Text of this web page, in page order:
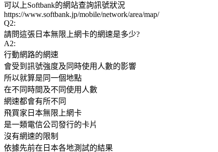
可以上Softbank的網站查詢訊號狀況
https://www.softbank.jp/mobile/network/area/map/
Q2:
請問這張日本無限上網卡的網速是多少?
A2:
行動網路的網速
會受到訊號強度及同時使用人數的影響
所以就算是同一個地點
在不同時間及不同使用人數
網速都會有所不同
飛買家日本無限上網卡
是一類電信公司發行的卡片
沒有網速的限制
依據先前在日本各地測試的結果